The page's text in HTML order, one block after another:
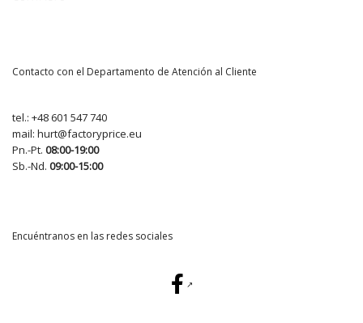
Contacto con el Departamento de Atención al Cliente
tel.: +48 601 547 740
mail: hurt@factoryprice.eu
Pn.-Pt. 08:00-19:00
Sb.-Nd. 09:00-15:00
Encuéntranos en las redes sociales